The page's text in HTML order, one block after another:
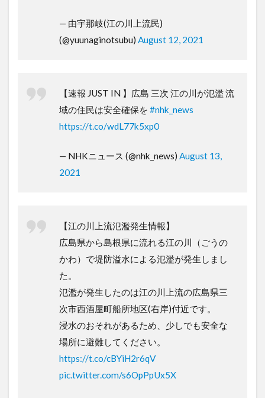
— 由宇那岐(江の川上流民)
(@yuunaginotsubu) August 12, 2021
【速報 JUST IN 】広島 三次 江の川が氾濫 流
域の住民は安全確保を #nhk_news
https://t.co/wdL77k5xp0
— NHKニュース (@nhk_news) August 13,
2021
【江の川上流氾濫発生情報】
広島県から島根県に流れる江の川（ごうの
かわ）で堤防溢水による氾濫が発生しまし
た。
氾濫が発生したのは江の川上流の広島県三
次市西酒屋町船所地区(右岸)付近です。
浸水のおそれがあるため、少しでも安全な
場所に避難してください。
https://t.co/cBYiH2r6qV
pic.twitter.com/s6OpPpUx5X